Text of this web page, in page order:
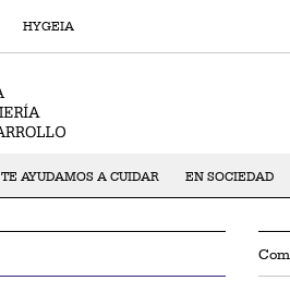
HYGEIA
TE AYUDAMOS A CUIDAR EN SOCIEDAD